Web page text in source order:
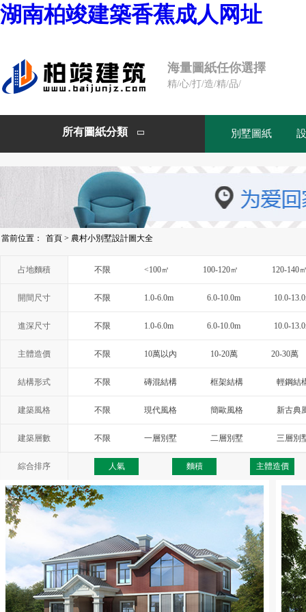
湖南柏竣建築香蕉成人网址
海量圖紙任你選擇
精/心/打/造/精/品/
所有圖紙分類  別墅圖紙
當前位置： 首頁 > 農村小別墅設計圖大全
占地麵積 不限 <100㎡ 100-120㎡ 120-140
開間尺寸 不限 1.0-6.0m 6.0-10.0m 10.0-
進深尺寸 不限 1.0-6.0m 6.0-10.0m 10.0-
主體造價 不限 10萬以內 10-20萬 20-30萬
結構形式 不限 磚混結構 框架結構 輕鋼結
建築風格 不限 現代風格 簡歐風格 新古典
西班牙風格 地中海風格
建築層數 不限 一層別墅 二層別墅 三層別
綜合排序 人氣 麵積 主體造價